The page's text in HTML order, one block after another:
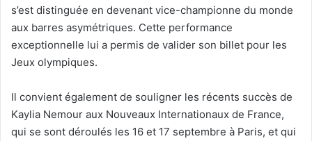
s’est distinguée en devenant vice-championne du monde
aux barres asymétriques. Cette performance
exceptionnelle lui a permis de valider son billet pour les
Jeux olympiques.
Il convient également de souligner les récents succès de
Kaylia Nemour aux Nouveaux Internationaux de France,
qui se sont déroulés les 16 et 17 septembre à Paris, et qui